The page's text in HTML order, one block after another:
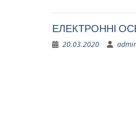
ЕЛЕКТРОННІ
20.03.2020